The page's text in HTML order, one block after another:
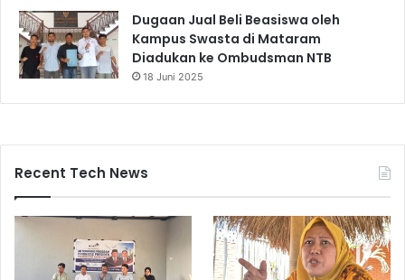
Dugaan Jual Beli Beasiswa oleh
Kampus Swasta di Mataram
Diadukan ke Ombudsman NTB
18 Juni 2025
Recent Tech News